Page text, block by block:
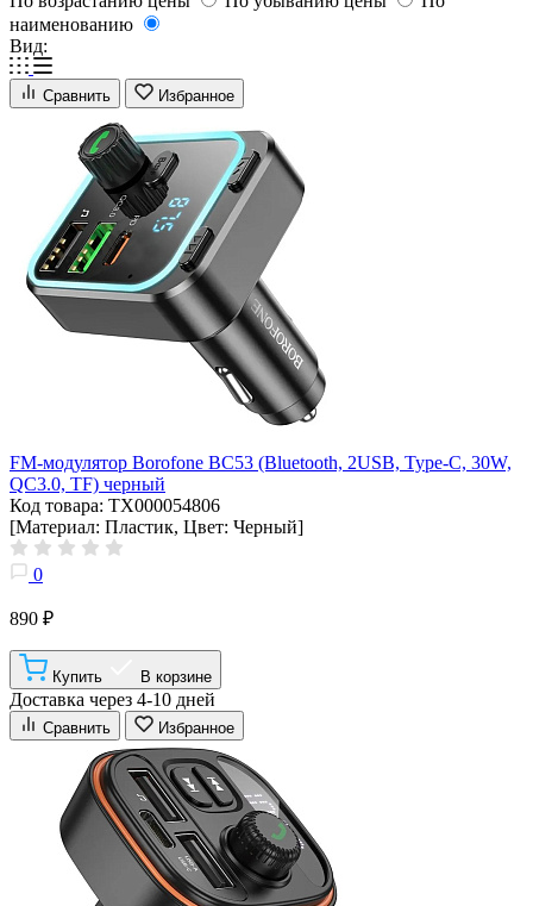
наименованию
Вид:
Сравнить Избранное
FM-модулятор Borofone BC53 (Bluetooth, 2USB, Type-C, 30W,
QC3.0, TF) черный
Код товара: ТХ000054806
[Материал: Пластик, Цвет: Черный]
0
890 ₽
Купить В корзине
Доставка через 4-10 дней
Сравнить Избранное